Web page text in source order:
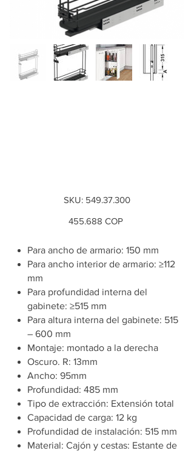
SKU: SKU
549.37.300
549.37.300
Precio
455.688 COP
Para ancho de armario: 150 mm
Para ancho interior de armario: ≥112
mm
Para profundidad interna del
gabinete: ≥515 mm
Para altura interna del gabinete: 515
– 600 mm
Montaje: montado a la derecha
Oscuro. R: 13mm
Ancho: 95mm
Profundidad: 485 mm
Tipo de extracción: Extensión total
Capacidad de carga: 12 kg
Profundidad de instalación: 515 mm
Material: Cajón y cestas: Estante de